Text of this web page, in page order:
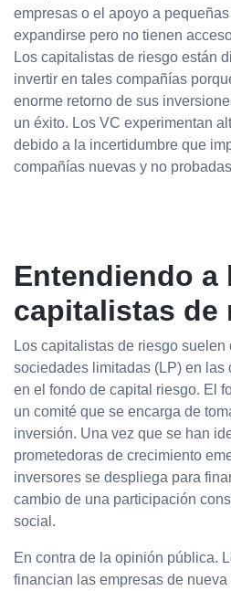
empresas o el apoyo a
expandirse pero no tienen
Los capitalistas de riesgo están
invertir en tales compañías
enorme retorno de sus
un éxito. Los VC experimentan
debido a la incertidumbre que
compañías nuevas y no
Entendiendo a
capitalistas de
Los capitalistas de riesgo suelen
sociedades limitadas (LP) en las
en el fondo de capital riesgo. El
un comité que se encarga de
inversión. Una vez que se han
prometedoras de crecimiento
inversores se despliega para
cambio de una participación
social.
En contra de la opinión pública.
financian las empresas de nueva